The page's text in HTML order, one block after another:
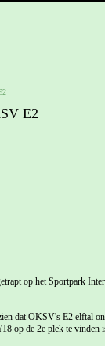
E2
op het Sportpark
dat OKSV's E2 elftal
op de 2e plek te vinden